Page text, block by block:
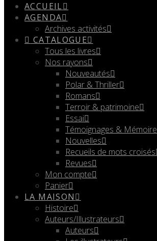
ACCUEIL
AGENDA
Archives activités
CATALOGUE
Tous les livres
Nos rayons
Nouveautés
Polar & Thriller
Romans
Terroir & patrimoine
Essai
Témoignages & Mémoire
Nouvelles
Recueils de mots croisés
Revues
Mon compte
Panier
LA MAISON
Histoire
Auteurs/Illustrateurs
Auteurs